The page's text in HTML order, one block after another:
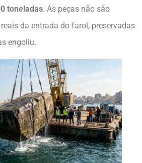
toneladas. As peças não são
da entrada do farol, preservadas
engoliu.